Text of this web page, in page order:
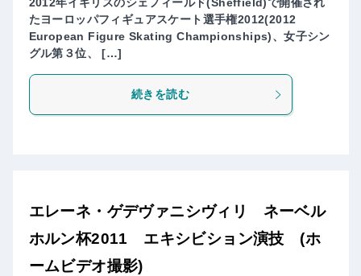
たヨーロッパフィギュアスケート選手権2012(2012
European Figure Skating Championships)、女子シン
グル第３位、 […]
続きを読む
エレーネ・ゲデヴァニシヴィリ ネーベル
ホルン杯2011 エキシビション演技 (ホ
ームビデオ撮影)